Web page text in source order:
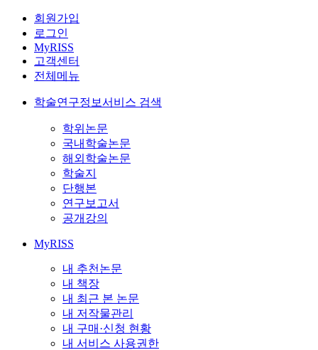
회원가입
로그인
MyRISS
고객센터
전체메뉴
학술연구정보서비스 검색
학위논문
국내학술논문
해외학술논문
학술지
단행본
연구보고서
공개강의
MyRISS
내 추천논문
내 책장
내 최근 본 논문
내 저작물관리
내 구매·신청 현황
내 서비스 사용권한